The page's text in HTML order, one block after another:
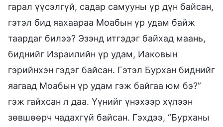
гарал үүсэлгүй, садар самууны үр дүн байсан,
гэтэл бид яахаараа Моабын үр удам байж
таардаг билээ? Эзэнд итгэдэг байхад маань,
биднийг Израилийн үр удам, Иаковын
гэрийнхэн гэдэг байсан. Гэтэл Бурхан биднийг
яагаад Моабын үр удам гэж байгаа юм бэ?”
гэж гайхсан л даа. Үүнийг үнэхээр хүлээн
зөвшөөрч чадахгүй байсан. Гэхдээ, “Бурханы